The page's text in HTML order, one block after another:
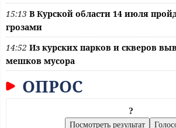
15:13 В Курской области 14 июля
грозами
14:52 Из курских парков и скверов
мешков мусора
ОПРОС
?